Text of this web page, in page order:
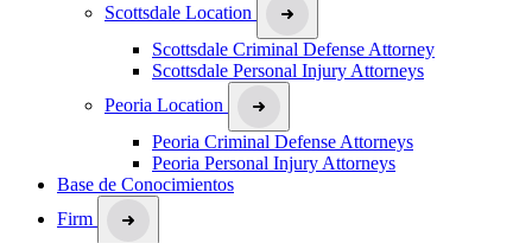
Scottsdale Location
Scottsdale Criminal Defense Attorney
Scottsdale Personal Injury Attorneys
Peoria Location
Peoria Criminal Defense Attorneys
Peoria Personal Injury Attorneys
Base de Conocimientos
Firm